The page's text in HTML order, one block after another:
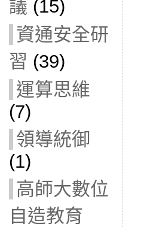
議 (15)
資通安全研
習 (39)
運算思維
(7)
領導統御
(1)
高師大數位
自造教育